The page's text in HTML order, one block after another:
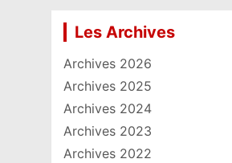
Les Archives
Archives 2026
Archives 2025
Archives 2024
Archives 2023
Archives 2022